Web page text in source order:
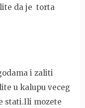
da je torta
i zaliti
u kalupu veceg
stati.Ili mozete